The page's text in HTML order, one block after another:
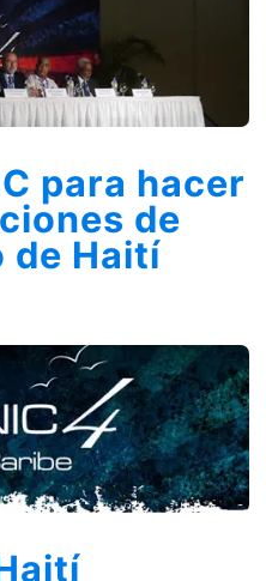
para hacer
de
de Haití